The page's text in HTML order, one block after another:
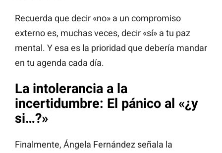
Recuerda que decir «no» a un compromiso
externo es, muchas veces, decir «sí» a tu paz
mental. Y esa es la prioridad que debería mandar
en tu agenda cada día.
La intolerancia a la
incertidumbre: El pánico al «¿y
si…?»
Finalmente, Ángela Fernández señala la